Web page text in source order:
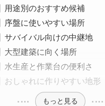
用途別のおすすめ候補
序盤に使いやすい場所
サバイバル向けの中継地
大型建築に向く場所
水生産と作業台の便利さ
おしゃれに作りやすい地形
もっと見る